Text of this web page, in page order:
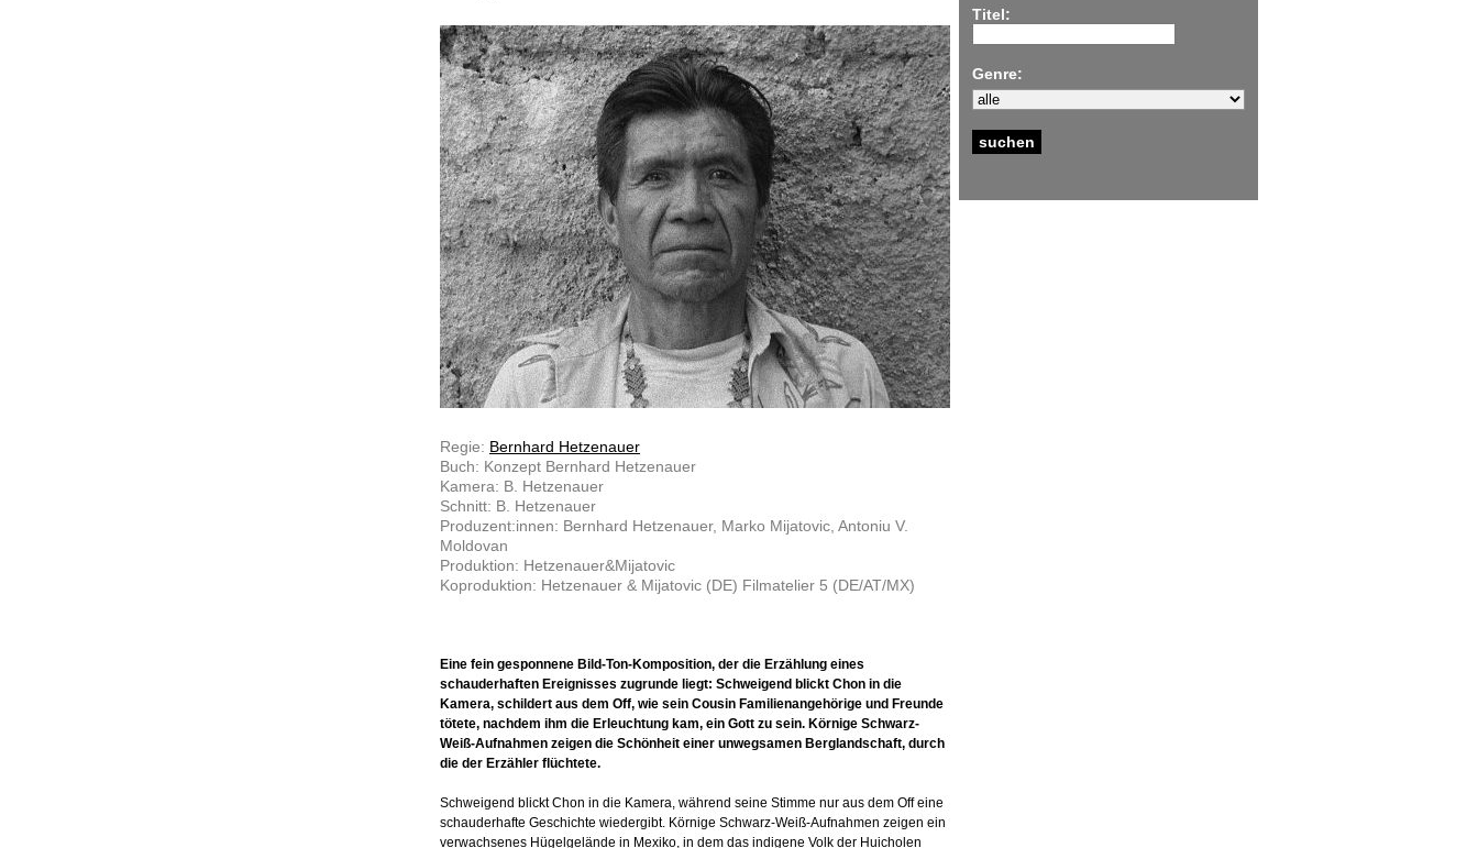
Titel:
Genre:
Regie: Bernhard Hetzenauer
Buch: Konzept Bernhard Hetzenauer
Kamera: B. Hetzenauer
Schnitt: B. Hetzenauer
Produzent:innen: Bernhard Hetzenauer, Marko Mijatovic, Antoniu V.
Moldovan
Produktion: Hetzenauer&Mijatovic
Koproduktion: Hetzenauer & Mijatovic (DE) Filmatelier 5 (DE/AT/MX)
Eine fein gesponnene Bild-Ton-Komposition, der die Erzählung eines
schauderhaften Ereignisses zugrunde liegt: Schweigend blickt Chon in die
Kamera, schildert aus dem Off, wie sein Cousin Familienangehörige und Freunde
tötete, nachdem ihm die Erleuchtung kam, ein Gott zu sein. Körnige Schwarz-
Weiß-Aufnahmen zeigen die Schönheit einer unwegsamen Berglandschaft, durch
die der Erzähler flüchtete.
Schweigend blickt Chon in die Kamera, während seine Stimme nur aus dem Off eine
schauderhafte Geschichte wiedergibt. Körnige Schwarz­-Weiß-­Aufnahmen zeigen ein
verwachsenes Hügelgelände in Mexiko, in dem das indigene Volk der Huicholen